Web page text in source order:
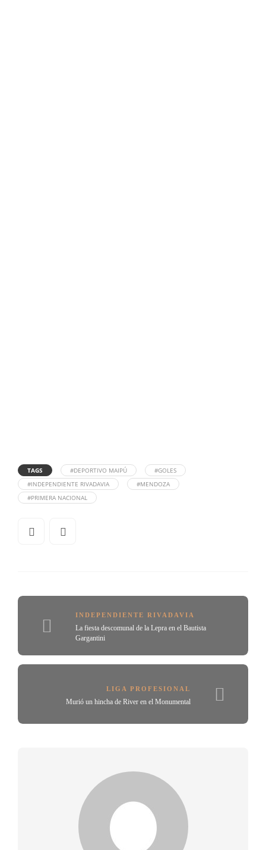
TAGS #DEPORTIVO MAIPÚ
#GOLES
#INDEPENDIENTE RIVADAVIA
#MENDOZA
#PRIMERA NACIONAL
INDEPENDIENTE RIVADAVIA
La fiesta descomunal de la Lepra en el Bautista
Gargantini
LIGA PROFESIONAL
Murió un hincha de River en el Monumental